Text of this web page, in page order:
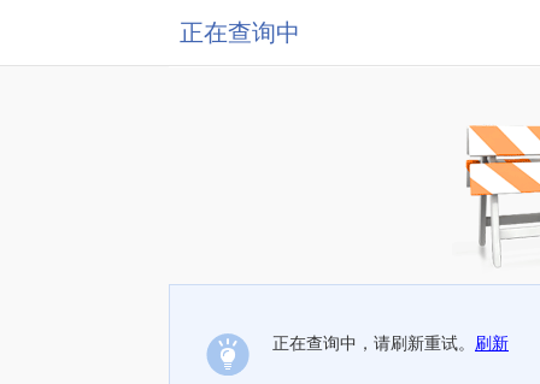
正在查询中
正在查询中，请刷新重试。 刷新